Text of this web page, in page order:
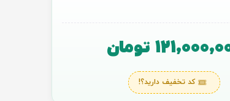
تومان
کد تخفیف دارید؟!